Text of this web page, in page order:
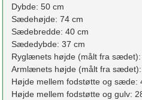
Dybde: 50 cm
Sædehøjde: 74 cm
Sædebredde: 40 cm
Sædedybde: 37 cm
Ryglænets højde (målt fra sædet):
Armlænets højde (målt fra sædet):
Højde mellem fodstøtte og sæde:
Højde mellem fodstøtte og gulv: